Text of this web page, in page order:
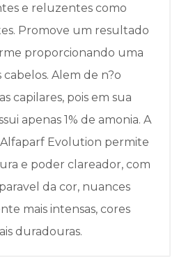
e reluzentes como
Promove um resultado
proporcionando uma
Alem de n?o
capilares, pois em sua
apenas 1% de amonia. A
Evolution permite
e poder clareador, com
da cor, nuances
mais intensas, cores
duradouras.